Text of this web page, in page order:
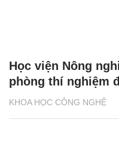
KHOA HỌC CÔNG NGHỆ
Học viện Nông
phòng thí nghiệm